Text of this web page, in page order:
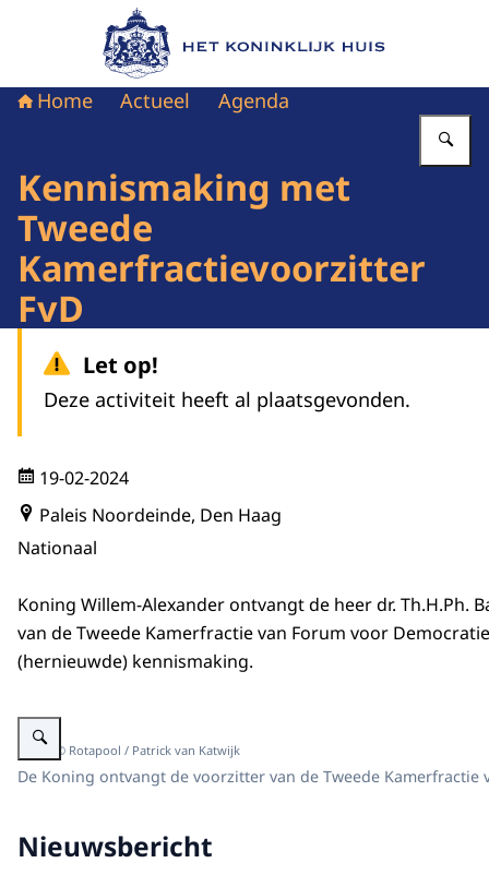
Naar de homepage van Het Koninklijk Huis
Home Actueel Agenda
Kennismaking met
Tweede
Kamerfractievoorzitter
FvD
Let op!
Deze activiteit heeft al plaatsgevonden.
19-02-2024
Paleis Noordeinde, Den Haag
Nationaal
Koning Willem-Alexander ontvangt de heer dr. Th.H.Ph.
van de Tweede Kamerfractie van Forum voor
(hernieuwde) kennismaking.
Vergroot afbeelding Koning ontvangt fractievoorzitter van Forum voor
Beeld: © Rotapool / Patrick van Katwijk
De Koning ontvangt de voorzitter van de Tweede
Nieuwsbericht